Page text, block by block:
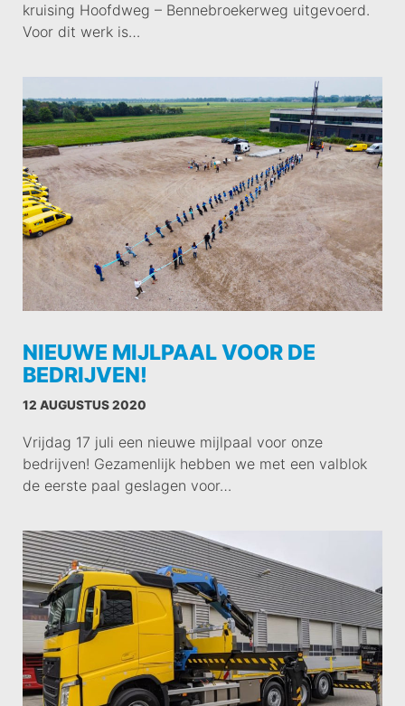
kruising Hoofdweg – Bennebroekerweg uitgevoerd.
Voor dit werk is…
NIEUWE MIJLPAAL VOOR DE
BEDRIJVEN!
12 AUGUSTUS 2020
Vrijdag 17 juli een nieuwe mijlpaal voor onze
bedrijven! Gezamenlijk hebben we met een valblok
de eerste paal geslagen voor…